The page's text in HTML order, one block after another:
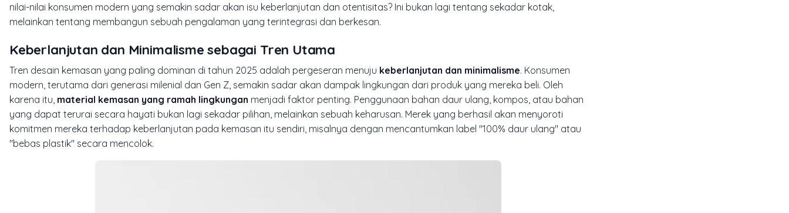
nilai-nilai konsumen modern yang semakin sadar akan isu keberlanjutan dan otentisitas? Ini bukan lagi tentang sekadar kotak,
melainkan tentang membangun sebuah pengalaman yang terintegrasi dan berkesan.
Keberlanjutan dan Minimalisme sebagai Tren Utama
Tren desain kemasan yang paling dominan di tahun 2025 adalah pergeseran menuju keberlanjutan dan minimalisme. Konsumen
modern, terutama dari generasi milenial dan Gen Z, semakin sadar akan dampak lingkungan dari produk yang mereka beli. Oleh
karena itu, material kemasan yang ramah lingkungan menjadi faktor penting. Penggunaan bahan daur ulang, kompos, atau bahan
yang dapat terurai secara hayati bukan lagi sekadar pilihan, melainkan sebuah keharusan. Merek yang berhasil akan menyoroti
komitmen mereka terhadap keberlanjutan pada kemasan itu sendiri, misalnya dengan mencantumkan label "100% daur ulang" atau
"bebas plastik" secara mencolok.